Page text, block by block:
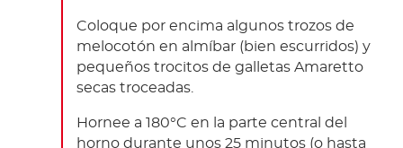
Coloque por encima algunos trozos de
melocotón en almíbar (bien escurridos) y
pequeños trocitos de galletas Amaretto
secas troceadas.
Hornee a 180°C en la parte central del
horno durante unos 25 minutos (o hasta